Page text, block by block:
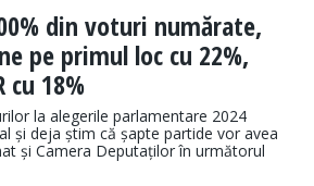
din voturi numărate,
pe primul loc cu 22%,
cu 18%
la alegerile parlamentare 2024
și deja știm că șapte partide vor avea
și Camera Deputaților în următorul